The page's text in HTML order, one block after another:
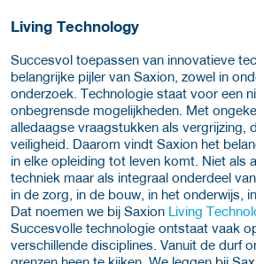
Living Technology
Succesvol toepassen van innovatieve
belangrijke pijler van Saxion, zowel in
onderzoek. Technologie staat voor een
onbegrensde mogelijkheden. Met
alledaagse vraagstukken als vergrijzing,
veiligheid. Daarom vindt Saxion het
in elke opleiding tot leven komt. Niet als
techniek maar als integraal onderdeel
in de zorg, in de bouw, in het onderwijs,
Dat noemen we bij Saxion Living
Succesvolle technologie ontstaat vaak
verschillende disciplines. Vanuit de durf